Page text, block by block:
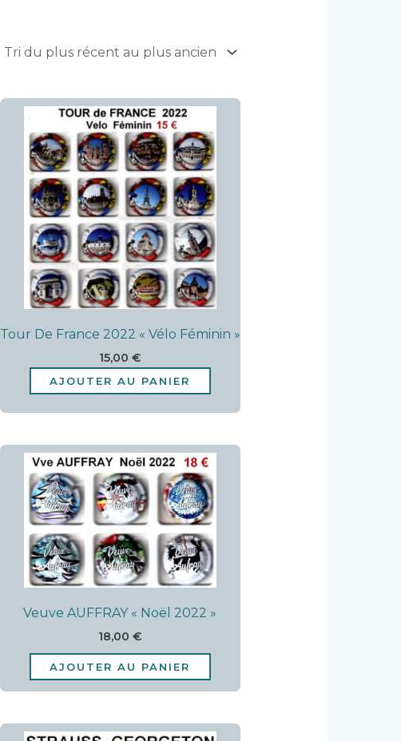
Tour De France 2022 « Vélo Féminin »
15,00 €
AJOUTER AU PANIER
Veuve AUFFRAY « Noël 2022 »
18,00 €
AJOUTER AU PANIER